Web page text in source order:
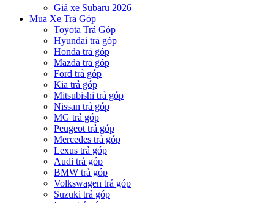
Giá xe Subaru 2026
Mua Xe Trả Góp
Toyota Trả Góp
Hyundai trả góp
Honda trả góp
Mazda trả góp
Ford trả góp
Kia trả góp
Mitsubishi trả góp
Nissan trả góp
MG trả góp
Peugeot trả góp
Mercedes trả góp
Lexus trả góp
Audi trả góp
BMW trả góp
Volkswagen trả góp
Suzuki trả góp